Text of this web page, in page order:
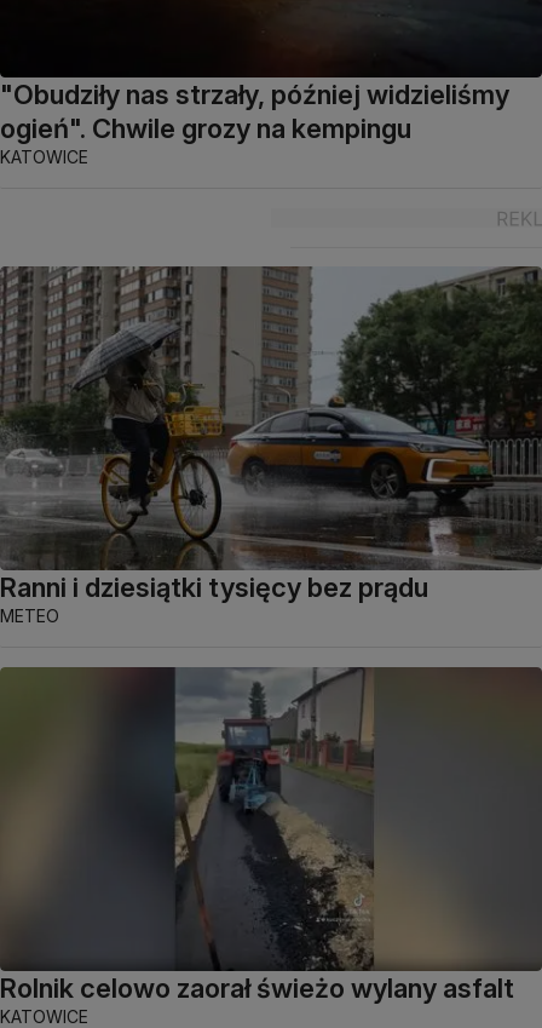
"Obudziły nas strzały, później widzieliśmy
ogień". Chwile grozy na kempingu
KATOWICE
Ranni i dziesiątki tysięcy bez prądu
METEO
Rolnik celowo zaorał świeżo wylany asfalt
KATOWICE